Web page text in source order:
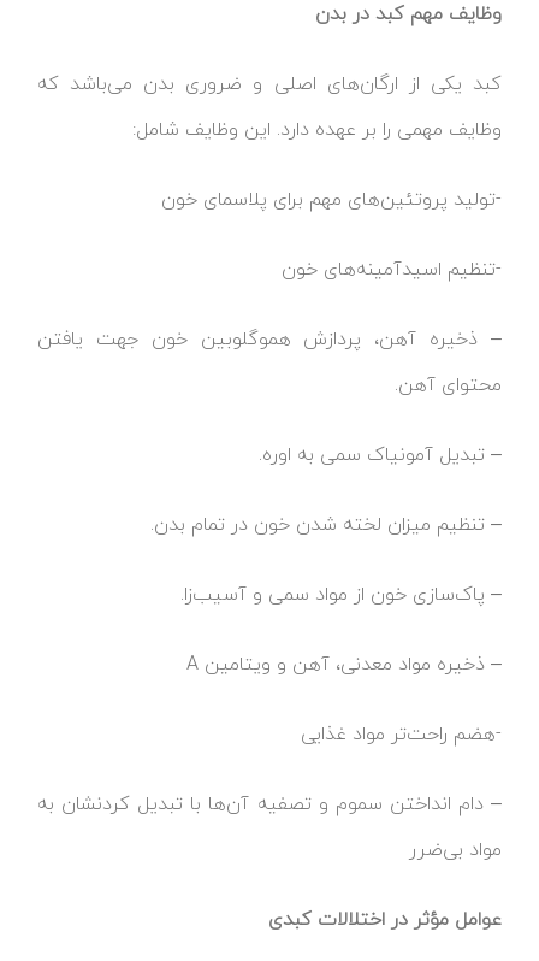
وظایف مهم کبد در بدن
کبد یکی از ارگان‌های اصلی و ضروری بدن می‌باشد که
وظایف مهمی را بر عهده دارد. این وظایف شامل:
-تولید پروتئین‌های مهم برای پلاسمای خون
-تنظیم اسیدآمینه‌های خون
– ذخیره آهن، پردازش هموگلوبین خون جهت یافتن
محتوای آهن.
– تبدیل آمونیاک سمی به اوره.
– تنظیم میزان لخته شدن خون در تمام بدن.
– پاک‌سازی خون از مواد سمی و آسیب‌زا.
– ذخیره مواد معدنی، آهن و ویتامین A
-هضم راحت‌تر مواد غذایی
– دام انداختن سموم و تصفیه آن‌ها با تبدیل کردنشان به
مواد بی‌ضرر
عوامل مؤثر در اختلالات کبدی